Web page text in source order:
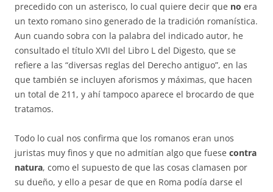
precedido con un asterisco, lo cual quie­re decir que no era
un texto romano sino generado de la tradición roma­nís­ti­ca.
Aun cuando sobra con la palabra del indicado autor, he
consultado el título XVII del Libro L del Digesto, que se
refiere a las “diversas reglas del Derecho antiguo”, en las
que también se incluyen aforismos y má­xi­mas, que hacen
un total de 211, y ahí tampoco aparece el brocardo de que
tratamos.
Todo lo cual nos confirma que los romanos eran unos
juristas muy fi­nos y que no admitían algo que fuese contra
natura, como el supuesto de que las cosas clamasen por
su dueño, y ello a pesar de que en Roma podía darse el